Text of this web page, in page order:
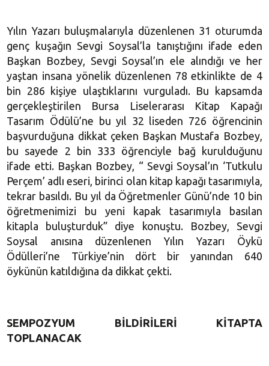
Yılın Yazarı buluşmalarıyla düzenlenen 31 oturumda
genç kuşağın Sevgi Soysal’la tanıştığını ifade eden
Başkan Bozbey, Sevgi Soysal’ın ele alındığı ve her
yaştan insana yönelik düzenlenen 78 etkinlikte de 4
bin 286 kişiye ulaştıklarını vurguladı. Bu kapsamda
gerçekleştirilen Bursa Liselerarası Kitap Kapağı
Tasarım Ödülü’ne bu yıl 32 liseden 726 öğrencinin
başvurduğuna dikkat çeken Başkan Mustafa Bozbey,
bu sayede 2 bin 333 öğrenciyle bağ kurulduğunu
ifade etti. Başkan Bozbey, “ Sevgi Soysal’ın ‘Tutkulu
Perçem’ adlı eseri, birinci olan kitap kapağı tasarımıyla,
tekrar basıldı. Bu yıl da Öğretmenler Günü’nde 10 bin
öğretmenimizi bu yeni kapak tasarımıyla basılan
kitapla buluşturduk” diye konuştu. Bozbey, Sevgi
Soysal anısına düzenlenen Yılın Yazarı Öykü
Ödülleri’ne Türkiye’nin dört bir yanından 640
öykünün katıldığına da dikkat çekti.
SEMPOZYUM BİLDİRİLERİ KİTAPTA
TOPLANACAK